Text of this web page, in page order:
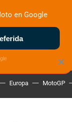
ELÉCTRICAS
Europa MotoGP
×
en Google